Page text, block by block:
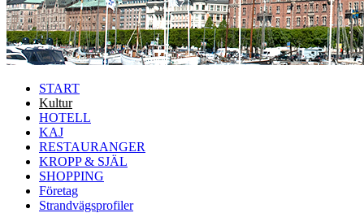
START
Kultur
HOTELL
KAJ
RESTAURANGER
KROPP & SJÄL
SHOPPING
Företag
Strandvägsprofiler